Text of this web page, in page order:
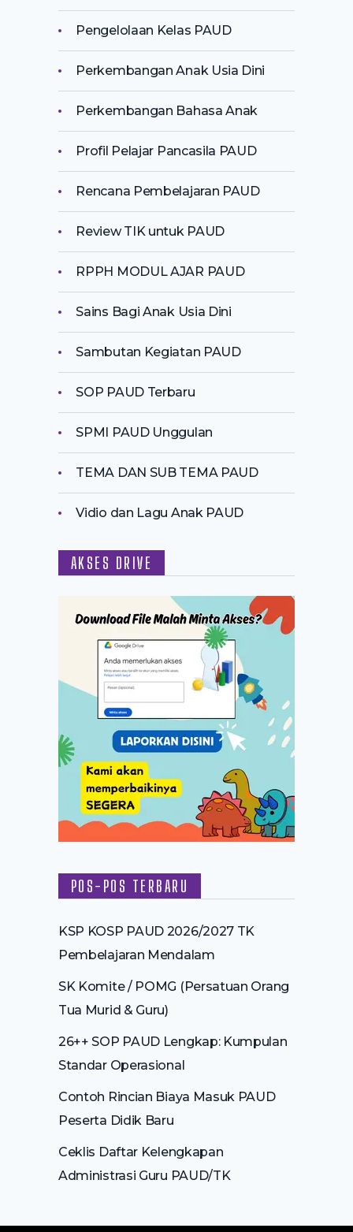
Pengelolaan Kelas PAUD
Perkembangan Anak Usia Dini
Perkembangan Bahasa Anak
Profil Pelajar Pancasila PAUD
Rencana Pembelajaran PAUD
Review TIK untuk PAUD
RPPH MODUL AJAR PAUD
Sains Bagi Anak Usia Dini
Sambutan Kegiatan PAUD
SOP PAUD Terbaru
SPMI PAUD Unggulan
TEMA DAN SUB TEMA PAUD
Vidio dan Lagu Anak PAUD
AKSES DRIVE
POS-POS TERBARU
KSP KOSP PAUD 2026/2027 TK
Pembelajaran Mendalam
SK Komite / POMG (Persatuan Orang
Tua Murid & Guru)
26++ SOP PAUD Lengkap: Kumpulan
Standar Operasional
Contoh Rincian Biaya Masuk PAUD
Peserta Didik Baru
Ceklis Daftar Kelengkapan
Administrasi Guru PAUD/TK